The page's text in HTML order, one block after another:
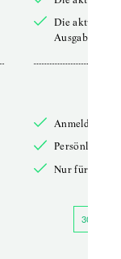
Die aktuelle
Ausgabe
Anmelden
Persönliche
Nur für
30 TAGE